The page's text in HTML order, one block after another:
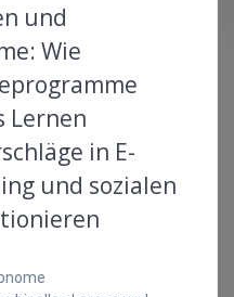
und
Wie
Lernen
in E-
und sozialen